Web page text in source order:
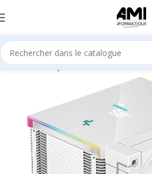
Accueil Composants Refroidisseur